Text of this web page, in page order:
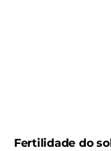
Fertilidade do